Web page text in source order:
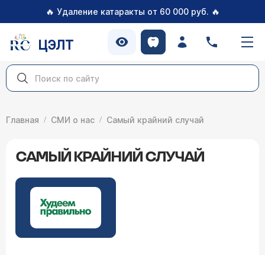
🔥 Удаление катаракты от 60 000 руб. 🔥
ЦЭЛТ
Главная СМИ о нас Самый крайний случай
САМЫЙ КРАЙНИЙ СЛУЧАЙ